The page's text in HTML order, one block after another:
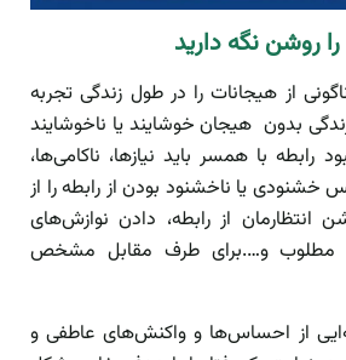
روشن نگه دارید
از هیجانات را در طول زندگی تجربه
بدون هیجان خوشایند یا ناخوشایند
رابطه با همسر باید نیازها، ناکامی‌ها،
یا ناخشنود بودن از رابطه را از
از رابطه، دادن نوازش‌های
مطلوب و….برای طرف مقابل مشخص
از احساس‌ها و واکنش‌های عاطفی و